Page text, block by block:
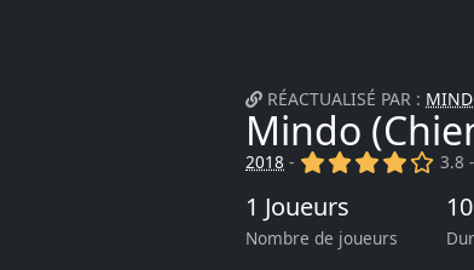
RÉACTUALISÉ PAR :
Mindo
2018 - (x) (x) (x) (x) ()
3.8
1 Joueurs
Nombre de joueurs